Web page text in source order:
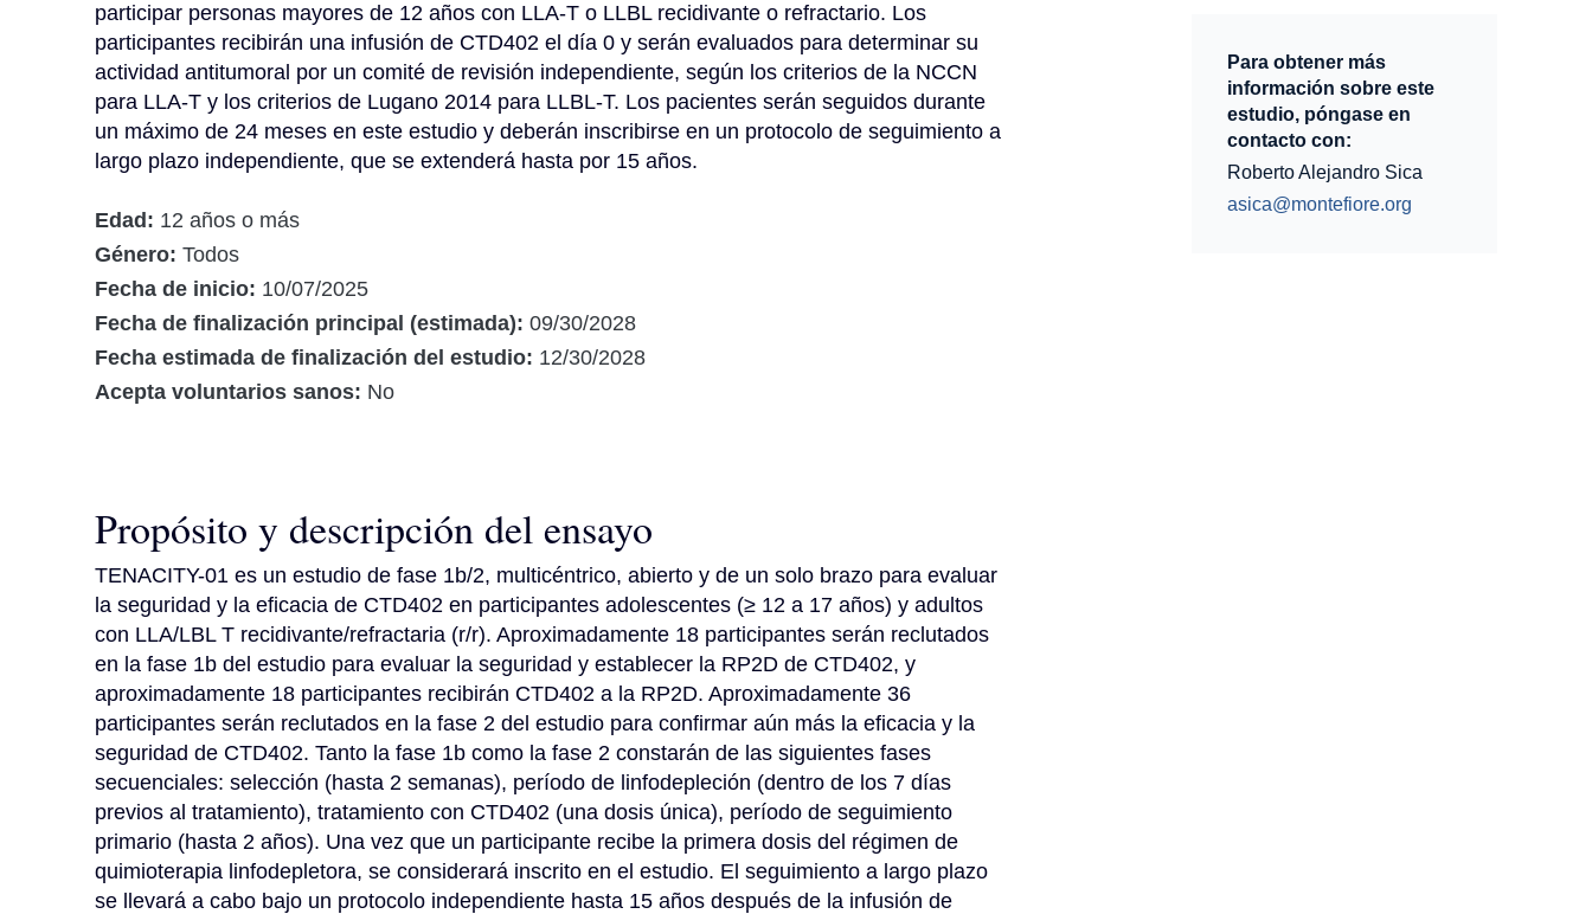
participar personas mayores de 12 años con LLA-T o LLBL recidivante o refractario. Los
participantes recibirán una infusión de CTD402 el día 0 y serán evaluados para determinar su
actividad antitumoral por un comité de revisión independiente, según los criterios de la NCCN
para LLA-T y los criterios de Lugano 2014 para LLBL-T. Los pacientes serán seguidos durante
un máximo de 24 meses en este estudio y deberán inscribirse en un protocolo de seguimiento a
largo plazo independiente, que se extenderá hasta por 15 años.
Edad: 12 años o más
Género: Todos
Fecha de inicio: 10/07/2025
Fecha de finalización principal (estimada): 09/30/2028
Fecha estimada de finalización del estudio: 12/30/2028
Acepta voluntarios sanos: No
Propósito y descripción del ensayo
TENACITY-01 es un estudio de fase 1b/2, multicéntrico, abierto y de un solo brazo para evaluar
la seguridad y la eficacia de CTD402 en participantes adolescentes (≥ 12 a 17 años) y adultos
con LLA/LBL T recidivante/refractaria (r/r). Aproximadamente 18 participantes serán reclutados
en la fase 1b del estudio para evaluar la seguridad y establecer la RP2D de CTD402, y
aproximadamente 18 participantes recibirán CTD402 a la RP2D. Aproximadamente 36
participantes serán reclutados en la fase 2 del estudio para confirmar aún más la eficacia y la
seguridad de CTD402. Tanto la fase 1b como la fase 2 constarán de las siguientes fases
secuenciales: selección (hasta 2 semanas), período de linfodepleción (dentro de los 7 días
previos al tratamiento), tratamiento con CTD402 (una dosis única), período de seguimiento
primario (hasta 2 años). Una vez que un participante recibe la primera dosis del régimen de
quimioterapia linfodepletora, se considerará inscrito en el estudio. El seguimiento a largo plazo
se llevará a cabo bajo un protocolo independiente hasta 15 años después de la infusión de
Para obtener más
información sobre este
estudio, póngase en
contacto con:
Roberto Alejandro Sica
asica@montefiore.org